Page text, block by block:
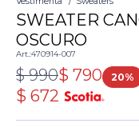
SWEATER
OSCURO
470914-007
$ 790
$ 990 20
$ 672